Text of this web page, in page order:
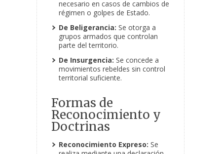
necesario en casos de cambios de
régimen o golpes de Estado.
De Beligerancia: Se otorga a
grupos armados que controlan
parte del territorio.
De Insurgencia: Se concede a
movimientos rebeldes sin control
territorial suficiente.
Formas de
Reconocimiento y
Doctrinas
Reconocimiento Expreso: Se